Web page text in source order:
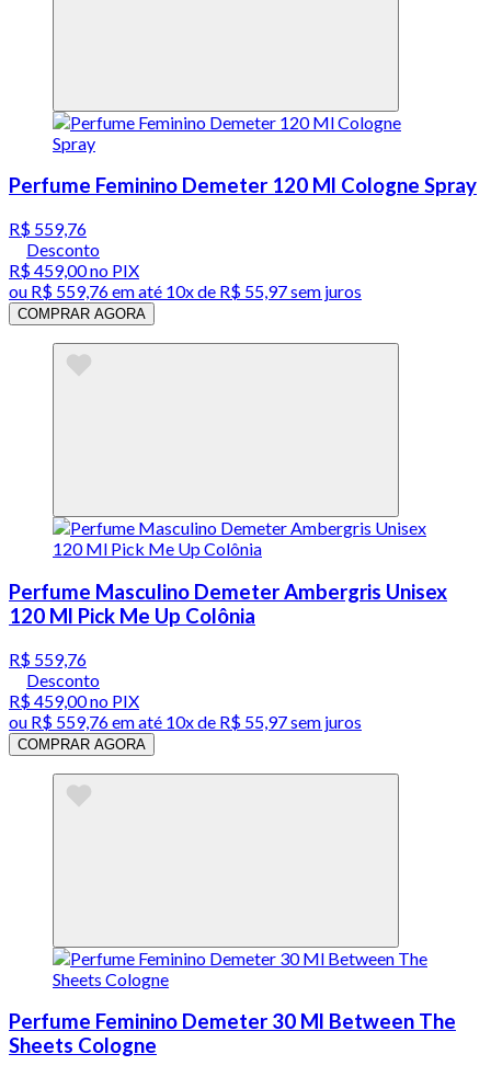
Perfume Feminino Demeter 120 Ml Cologne Spray
R$ 559,76
Desconto
R$ 459,00no PIX
ou R$ 559,76em até 10x de R$ 55,97 sem juros
COMPRAR AGORA
Perfume Masculino Demeter Ambergris Unisex
120 Ml Pick Me Up Colônia
R$ 559,76
Desconto
R$ 459,00no PIX
ou R$ 559,76em até 10x de R$ 55,97 sem juros
COMPRAR AGORA
Perfume Feminino Demeter 30 Ml Between The
Sheets Cologne